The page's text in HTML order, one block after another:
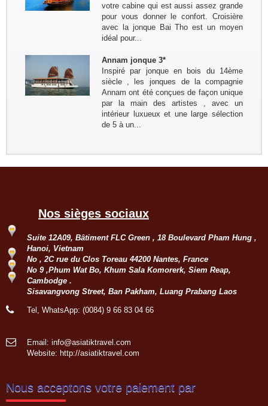
Voyage à la carte du nord au sud du
10 au 24 janvier: Paris - Hanoi - Mai
Hich - Pu Luong - Tam Coc - Baie de
Lan Ha ( Bateau Perla Dawn Sails) -
Groupe: Mr et Mme Alain et
Catherine LEFBVRE
Voyage dans le nord pour decouvrir
les ethnies du nord: Bruxelles -
Hanoi - Sapa - Bac Ha - marché
Sing Cheng - Hoang Su Phi - Ha
Giang - Quan Ba - Meo Vac -...
La famille Kermorvant a passé un
voyage inoubliable du Sud au Nord
Groupe : Mr Loric CURE et ses
Circuit personnalisé 20 jours/19 nuits
Mékong - Can Tho - Saigon - Envol
pour HoiAn - Danang - Ba Na Hill -
Groupe: VAL DE LOIRE
7personnes
Cau - Thong Nguyen - Hoang Su Phi
(21personnes)
Voyage à la carte du 4 oct au 19 oct
votre cabine qui est aussi assez grande
pour vous donner le confort. Croisière
avec la jonque Bai Tho est un moyen
idéal pour...
Annam jonque 3*
Inspiré par jonque en bois du 14ème
siècle , les jonques de la compagnie
Annam ont été conçues de façon unique
par la main des artistes , avec un
intérieur luxueux et une large sélection
de 5 à un...
Nos sièges sociaux
Suite 12A09, Bâtiment FLC Green , 18 Boulevard Pham Hung ,
Hanoi, Vietnam
No , 2C rue du Clos Toreau 44200 Nantes, France
No 9 ,Phum Wat Bo, Khum Sala Komorerk, Siem Reap,
Cambodge .
Sisavangvong Street, Ban Pakham, Luang Prabang Laos
Tel, WhatsApp: (0084) 9 66 83 04 66
Email: info@asiatiktravel.com
Website: http://asiatiktravel.com
Nous acceptons votre paiement par